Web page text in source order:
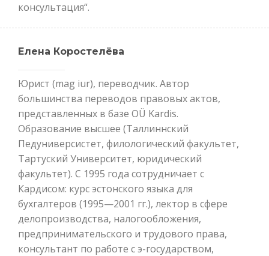
консультация“.
Елена Коростелёва
Юрист (mag iur), переводчик. Автор
большинства переводов правовых актов,
представленных в базе OÜ Kardis.
Образование высшее (Таллиннский
Педуниверсистет, филологический факультет,
Тартуский Университет, юридический
факультет). С 1995 года сотрудничает с
Кардисом: курс эстонского языка для
бухгалтеров (1995—2001 гг.), лектор в сфере
делопроизводства, налогообложения,
предпринимательского и трудового права,
консультант по работе с э-государством,